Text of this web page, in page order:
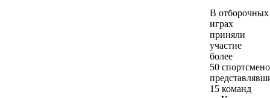
В отборочных
играх
приняли
участие
более
50
15 команд